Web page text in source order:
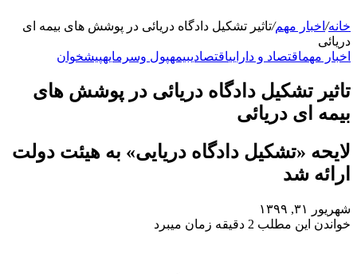
خانه/ اخبار مهم/تاثیر تشکیل دادگاه دریائی در پوشش های بیمه ای
دریائی
اخبار مهماقتصاد و داراییاقتصادیبیمهپول وسرمایهپیشخوان
تاثیر تشکیل دادگاه دریائی در پوشش های
بیمه ای دریائی
لایحه «تشکیل دادگاه دریایی» به هیئت دولت
ارائه شد
شهریور ۳۱, ۱۳۹۹
خواندن این مطلب 2 دقیقه زمان میبرد